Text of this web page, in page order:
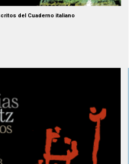
del Cuaderno italiano